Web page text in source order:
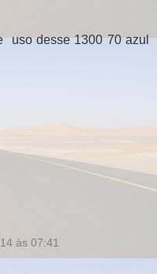
uso desse 1300 70 azul
às 07:41